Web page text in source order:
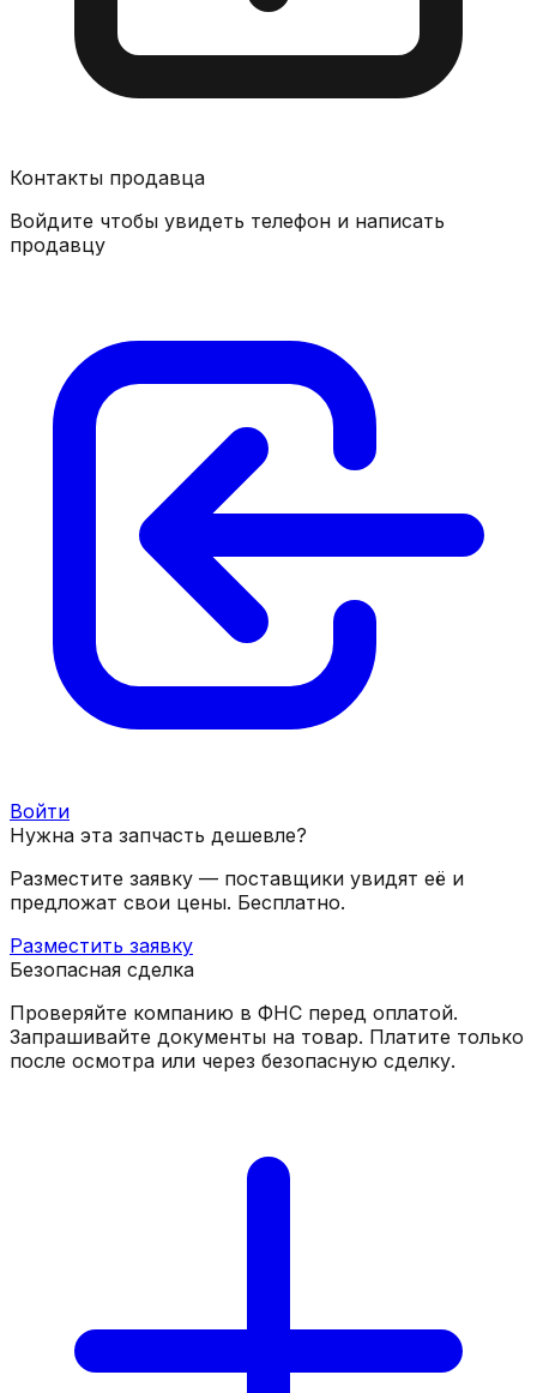
Контакты продавца
Войдите чтобы увидеть телефон и написать
продавцу
Войти
Нужна эта запчасть дешевле?
Разместите заявку — поставщики увидят её и
предложат свои цены. Бесплатно.
Разместить заявку
Безопасная сделка
Проверяйте компанию в ФНС перед оплатой.
Запрашивайте документы на товар. Платите только
после осмотра или через безопасную сделку.